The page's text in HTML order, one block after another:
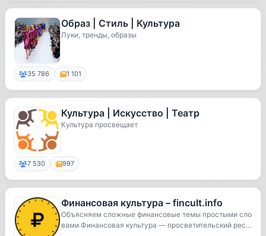
Образ | Стиль | Культура
Луки, тренды, образы
35 786 1 101
Культура | Искусство | Театр
Культура просвещает
7 530 997
Финансовая культура – fincult.info
Объясняем сложные финансовые темы простыми сло
вами.Финансовая культура — просветительский ресу